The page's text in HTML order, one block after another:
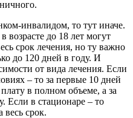
инвалидом, то тут иначе.
возрасте до 18 лет могут
срок лечения, но ту важно
до 120 дней в году. И
от вида лечения. Если
– то за первые 10 дней
в полном объеме, а за
Если в стационаре – то
срок.